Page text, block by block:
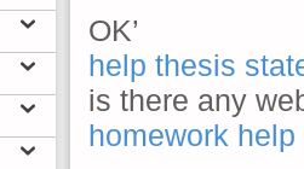
OK’
help thesis
is there any
homework help